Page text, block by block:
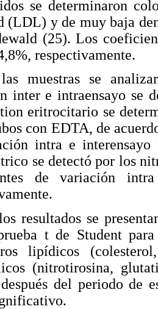
se determinaron
(LDL) y de muy baja
(25). Los
respectivamente.
las muestras se
inter e intraensayo se
eritrocitario se
con EDTA, de
intra e
se detectó por los
de variación
resultados se
t de Student
lipídicos
(nitrotirosina,
del periodo de